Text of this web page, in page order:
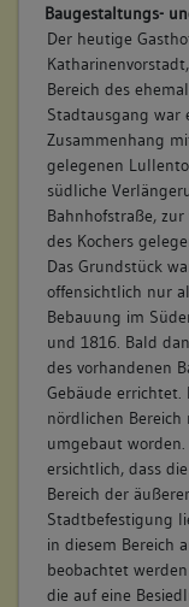
Baugestaltungs-
Der heutige
Bereich des
Stadtausgang war
Zusammenhang
gelegenen
südliche
Bahnhofstraße,
des Kochers
Das Grundstück
offensichtlich nur
Bebauung im
und 1816. Bald
des vorhandenen
Gebäude errichtet.
nördlichen
umgebaut
ersichtlich, dass
Bereich der
Stadtbefestigung
in diesem Bereich
beobachtet
die auf eine